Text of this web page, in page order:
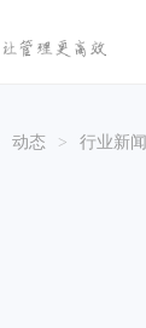
动态 > 行业新闻